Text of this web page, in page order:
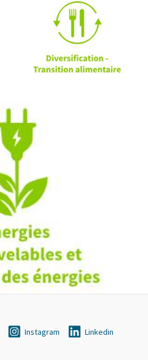
Instagram Linkedin